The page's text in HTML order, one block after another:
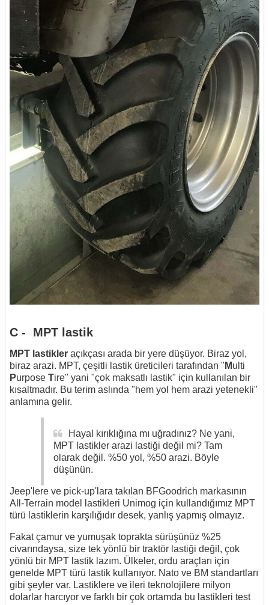
C - MPT lastik
MPT lastikler açıkçası arada bir yere düşüyor. Biraz yol,
biraz arazi. MPT, çeşitli lastik üreticileri tarafından " Multi
Purpose Tire" yani "çok maksatlı lastik" için kullanılan bir
kısaltmadır. Bu terim aslında "hem yol hem arazi yetenekli"
anlamına gelir.
Hayal kırıklığına mı uğradınız? Ne yani,
MPT lastikler arazi lastiği değil mi? Tam
olarak değil. %50 yol, %50 arazi. Böyle
düşünün.
Jeep'lere ve pick-up'lara takılan BFGoodrich markasının
All-Terrain model lastikleri Unimog için kullandığımız MPT
türü lastiklerin karşılığıdır desek, yanlış yapmış olmayız.
Fakat çamur ve yumuşak toprakta sürüşünüz %25
civarındaysa, size tek yönlü bir traktör lastiği değil, çok
yönlü bir MPT lastik lazım. Ülkeler, ordu araçları için
genelde MPT türü lastik kullanıyor. Nato ve BM standartları
gibi şeyler var. Lastiklere ve ileri teknolojilere milyon
dolarlar harcıyor ve farklı bir çok ortamda bu lastikleri test